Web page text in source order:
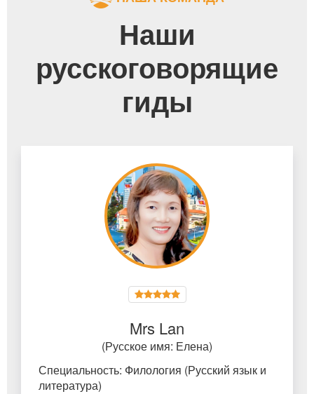
Наши
русскоговорящие
гиды
Mrs Lan
(Русское имя: Елена)
Специальность: Филология (Русский язык и
литература)